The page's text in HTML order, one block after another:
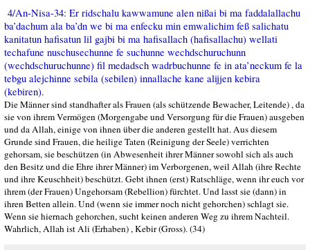
4/An-Nisa-34: Er ridschalu kawwamune alen nißai bi ma faddalallachu
ba’dachum ala ba’dn we bi ma enfecku min emwalichim feß salichatu
kanitatun hafisatun lil gajbi bi ma hafisallach (hafisallachu) wellati
techafune nuschusechunne fe suchunne wechdschuruchunn
(wechdschuruchunne) fil medadsch wadrbuchunne fe in ata’neckum fe la
tebgu alejchinne sebila (sebilen) innallache kane alijjen kebira
(kebiren).
Die Männer sind standhafter als Frauen (als schützende Bewacher, Leitende) , da
sie von ihrem Vermögen (Morgengabe und Versorgung für die Frauen) ausgeben
und da Allah, einige von ihnen über die anderen gestellt hat. Aus diesem
Grunde sind Frauen, die heilige Taten (Reinigung der Seele) verrichten
gehorsam, sie beschützen (in Abwesenheit ihrer Männer sowohl sich als auch
den Besitz und die Ehre ihrer Männer) im Verborgenen, weil Allah (ihre Rechte
und ihre Keuschheit) beschützt. Gebt ihnen (erst) Ratschläge, wenn ihr euch vor
ihrem (der Frauen) Ungehorsam (Rebellion) fürchtet. Und lasst sie (dann) in
ihren Betten allein. Und (wenn sie immer noch nicht gehorchen) schlagt sie.
Wenn sie hiernach gehorchen, sucht keinen anderen Weg zu ihrem Nachteil.
Wahrlich, Allah ist Ali (Erhaben) , Kebir (Gross). (34)